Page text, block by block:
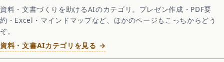
資料・文書づくりを助けるAIのカテゴリ。プレゼン作成・PDF要
約・Excel・マインドマップなど、ほかのページもこっちからどう
ぞ。
資料・文書AIカテゴリを見る →